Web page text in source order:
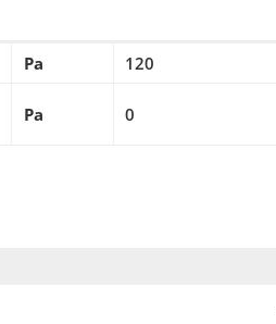
Pa
120
Pa 0